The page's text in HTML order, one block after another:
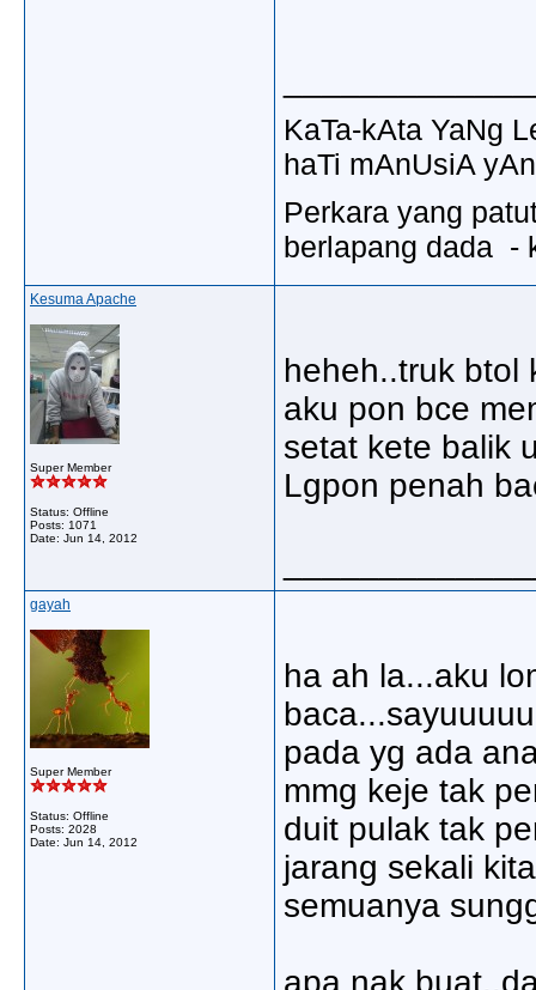
KaTa-kAta YaNg
haTi mAnUsiA
Perkara yang
berlapang dada -
Kesuma Apache
Super Member
Status: Offline
Posts: 1071
Date: Jun 14, 2012
heheh..truk btol
aku pon bce
setat kete balik
Lgpon penah
gayah
Super Member
Status: Offline
Posts: 2028
Date: Jun 14, 2012
ha ah la...aku
pada yg ada
mmg keje tak
duit pulak tak
jarang sekali
semuanya
apa nak